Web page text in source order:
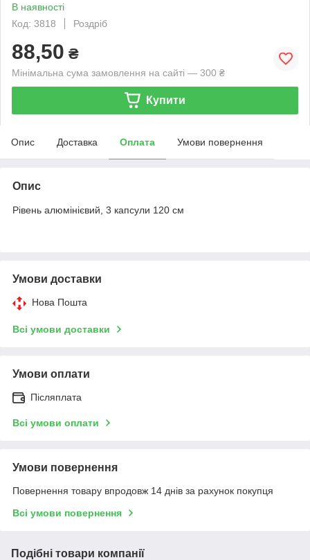
В наявності
Код: 3818
Роздріб
88,50 ₴
Мінімальна сума замовлення на сайті — 300 ₴
Купити
Опис Доставка Оплата Умови повернення
Опис
Рівень алюмінієвий, 3 капсули 120 см
Умови доставки
Нова Пошта
Всі умови доставки
Умови оплати
Післяплата
Всі умови оплати
Умови повернення
Повернення товару впродовж 14 днів за рахунок покупця
Всі умови повернення
Подібні товари компанії